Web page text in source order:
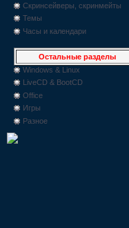
Скринсейверы, скринмейты
Темы
Часы и календари
Остальные разделы
Windows & Linux
LiveCD & BootCD
Office
Игры
Разное